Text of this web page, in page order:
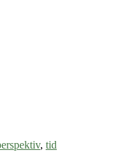
, tid